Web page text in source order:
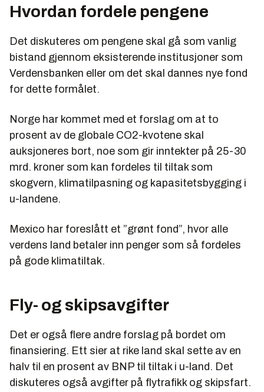
Hvordan fordele pengene
Det diskuteres om pengene skal gå som vanlig
bistand gjennom eksisterende institusjoner som
Verdensbanken eller om det skal dannes nye fond
for dette formålet.
Norge har kommet med et forslag om at to
prosent av de globale CO2-kvotene skal
auksjoneres bort, noe som gir inntekter på 25-30
mrd. kroner som kan fordeles til tiltak som
skogvern, klimatilpasning og kapasitetsbygging i
u-landene.
Mexico har foreslått et ”grønt fond”, hvor alle
verdens land betaler inn penger som så fordeles
på gode klimatiltak.
Fly- og skipsavgifter
Det er også flere andre forslag på bordet om
finansiering. Ett sier at rike land skal sette av en
halv til en prosent av BNP til tiltak i u-land. Det
diskuteres også avgifter på flytrafikk og skipsfart.